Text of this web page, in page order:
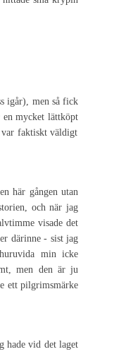
igår), men så fick
en mycket lättköpt
var faktiskt väldigt
här gången utan
och när jag
visade det
därinne - sist jag
min icke
men den är ju
ett pilgrimsmärke
hade vid det laget